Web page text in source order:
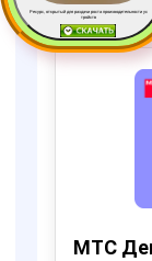
Ресурс, открытый для раздачи роста производительности ус
тройств